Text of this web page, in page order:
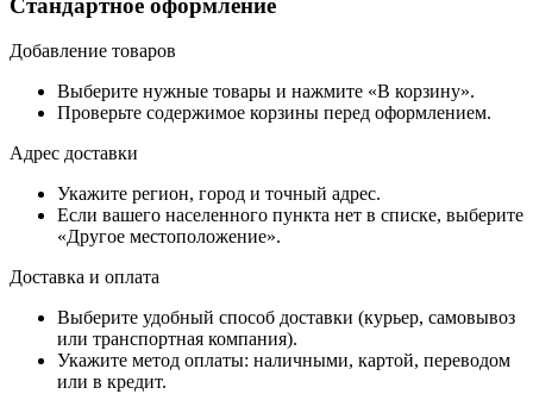
Добавление товаров
Выберите нужные товары и нажмите «В корзину».
Проверьте содержимое корзины перед оформлением.
Адрес доставки
Укажите регион, город и точный адрес.
Если вашего населенного пункта нет в списке, выберите
«Другое местоположение».
Доставка и оплата
Выберите удобный способ доставки (курьер, самовывоз
или транспортная компания).
Укажите метод оплаты: наличными, картой, переводом
или в кредит.